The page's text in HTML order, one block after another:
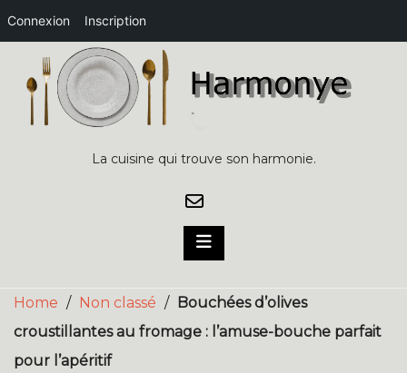
Connexion Inscription
content
La cuisine qui trouve son harmonie.
Home / Non classé /
Bouchées d’olives
croustillantes au fromage : l’amuse-bouche parfait
pour l’apéritif